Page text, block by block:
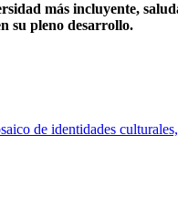
más incluyente,
su pleno desarrollo.
de identidades